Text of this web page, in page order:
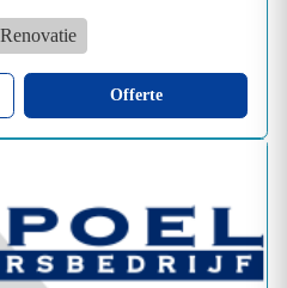
Renovatie
Offerte